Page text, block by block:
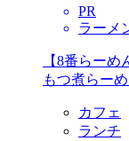
PR
ラーメ
【8番らー
もつ煮らー
カフェ
ランチ